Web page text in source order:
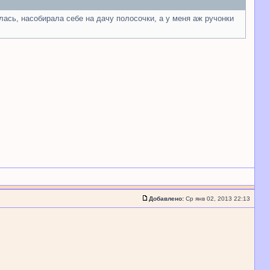
насобирала себе на дачу полосочки, а у меня аж ручонки
Добавлено: Ср янв 02, 2013 22:13